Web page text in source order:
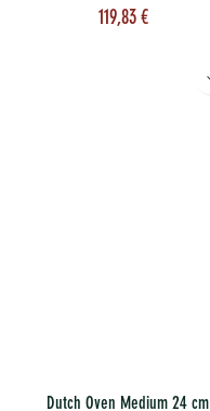
119,83€
Dutch Oven Medium 24 cm